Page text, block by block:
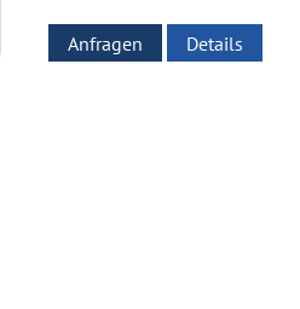
Anfragen Details